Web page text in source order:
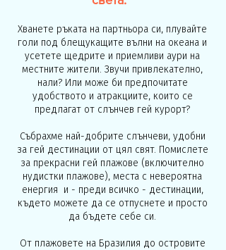
Хванете ръката на партньора си, плувайте
голи под блещукащите вълни на океана и
усетете щедрите и приемливи аури на
местните жители. Звучи привлекателно,
нали? Или може би предпочитате
удобството и атракциите, които се
предлагат от слънчев гей курорт?
Събрахме най-добрите слънчеви, удобни
за гей дестинации от цял свят. Помислете
за прекрасни гей плажове (включително
нудистки плажове), места с невероятна
енергия и - преди всичко - дестинации,
където можете да се отпуснете и просто
да бъдете себе си.
От плажовете на Бразилия до островите